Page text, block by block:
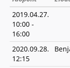
2019.04.27.
10:00 -
16:00
2020.09.28.
12:15